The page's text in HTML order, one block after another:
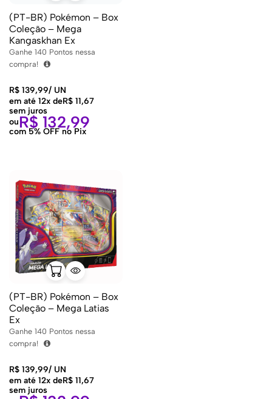
(PT-BR) Pokémon – Box
Coleção – Mega
Kangaskhan Ex
Ganhe 140 Pontos nessa
compra!
R$ 139,99/ UN
em até 12x deR$ 11,67
sem juros
ouR$ 132,99
com 5% OFF no Pix
(PT-BR) Pokémon – Box
Coleção – Mega Latias
Ex
Ganhe 140 Pontos nessa
compra!
R$ 139,99/ UN
em até 12x deR$ 11,67
sem juros